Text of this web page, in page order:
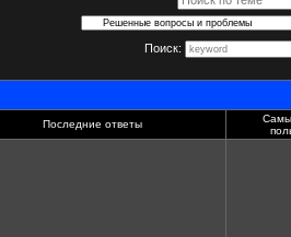
Поиск:
Последние ответы